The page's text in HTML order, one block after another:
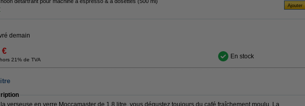
demain
€
21% de TVA En stock
verseuse en verre Moccamaster de 1,8 litre, vous dégustez toujours du café fraîchement moulu. La